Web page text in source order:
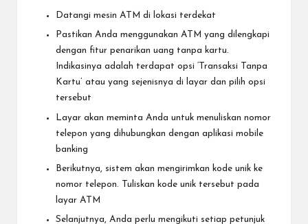
Datangi mesin ATM di lokasi terdekat
Pastikan Anda menggunakan ATM yang dilengkapi
dengan fitur penarikan uang tanpa kartu.
Indikasinya adalah terdapat opsi ‘Transaksi Tanpa
Kartu’ atau yang sejenisnya di layar dan pilih opsi
tersebut
Layar akan meminta Anda untuk menuliskan nomor
telepon yang dihubungkan dengan aplikasi mobile
banking
Berikutnya, sistem akan mengirimkan kode unik ke
nomor telepon. Tuliskan kode unik tersebut pada
layar ATM
Selanjutnya, Anda perlu mengikuti setiap petunjuk